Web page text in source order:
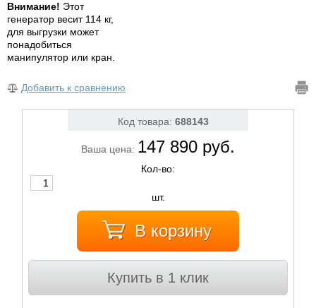
Внимание! Этот
генератор весит 114 кг,
для выгрузки может
понадобиться
манипулятор или кран.
Добавить к сравнению
Код товара: 688143
Ваша цена: 147 890 руб.
Кол-во:
шт.
В корзину
Купить в 1 клик